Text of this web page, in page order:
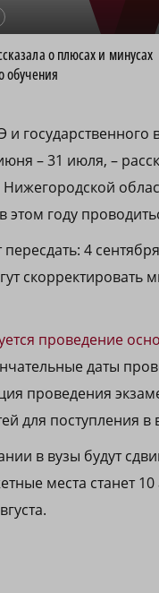
о плюсах и минусах
обучения
государственного
– 31 июля, –
году
4
проведение
даты
проведения
для поступления в
в вузы будут
места станет